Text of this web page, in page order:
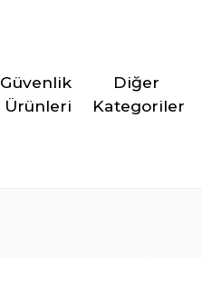
Güvenlik
Ürünleri
Diğer
Kategoriler